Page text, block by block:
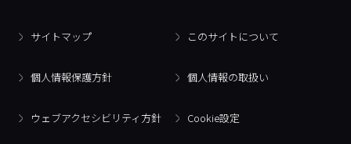
サイトマップ このサイトについて
個人情報保護方針 個人情報の取扱い
ウェブアクセシビリティ方針 Cookie設定